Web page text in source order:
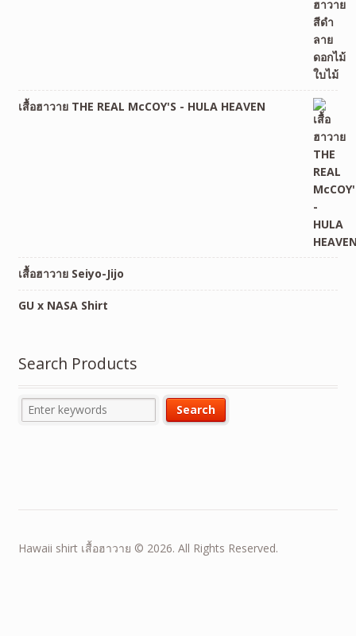
เสื้อฮาวาย THE REAL McCOY'S - HULA HEAVEN
เสื้อฮาวาย Seiyo-Jijo
GU x NASA Shirt
Search Products
Hawaii shirt เสื้อฮาวาย © 2026. All Rights Reserved.